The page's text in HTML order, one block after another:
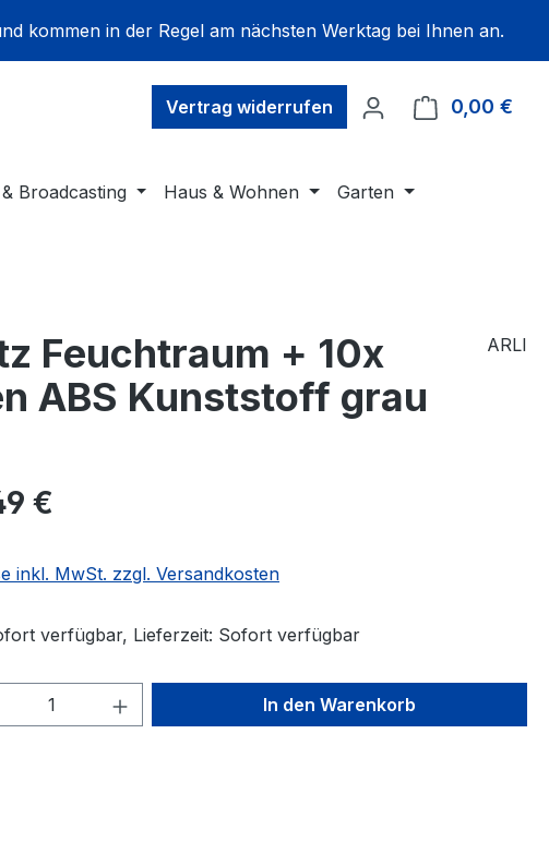
kommen in der Regel am nächsten Werktag bei Ihnen an.
Vertrag widerrufen 0,00 €
Broadcasting Haus & Wohnen
Garten
Feuchtraum + 10x
ABS Kunststoff grau
ARLI
€
inkl. MwSt. zzgl. Versandkosten
verfügbar, Lieferzeit: Sofort verfügbar
Anzahl: Gib den gewünschten Wert
In den Warenkorb